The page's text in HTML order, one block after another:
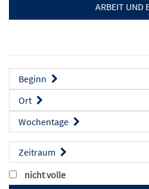
ARBEIT UND
Beginn
Ort
Wochentage
Zeitraum
nicht volle